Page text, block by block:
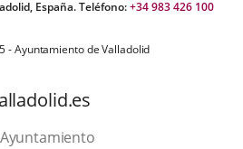
España. Teléfono:+34 983 426 100
- Ayuntamiento de Valladolid